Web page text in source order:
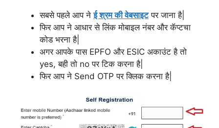
सबसे पहले आप नेई श्रम की वेबसाइटपर जाना है|
फिर आप ने आधार से लिंक मोबाइल नंबर और कॅप्टचा
कोड भरना है|
अगर आपके पास EPFO और ESIC अकाउंट है तो
yes, बही तो no पर टिक करना है|
फिर आप ने Send OTP पर क्लिक करना है|